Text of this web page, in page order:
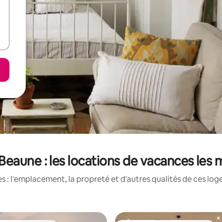
: les locations de vacances les
: l'emplacement, la propreté et d'autres qualités de ces